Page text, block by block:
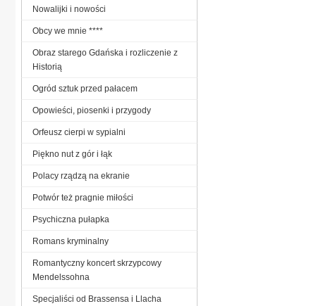
Nowalijki i nowości
Obcy we mnie ****
Obraz starego Gdańska i rozliczenie z
Historią
Ogród sztuk przed pałacem
Opowieści, piosenki i przygody
Orfeusz cierpi w sypialni
Piękno nut z gór i łąk
Polacy rządzą na ekranie
Potwór też pragnie miłości
Psychiczna pułapka
Romans kryminalny
Romantyczny koncert skrzypcowy
Mendelssohna
Specjaliści od Brassensa i Llacha